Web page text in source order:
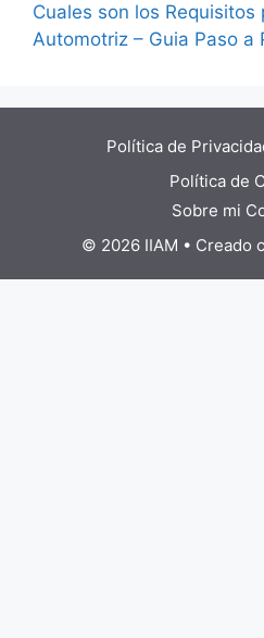
Cuales son los
Automotriz – Guia Paso a
Política de
Política de
Sobre mi
© 2026 IIAM • Creado